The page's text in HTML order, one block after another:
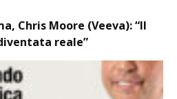
Chris Moore (Veeva): “Il
reale”